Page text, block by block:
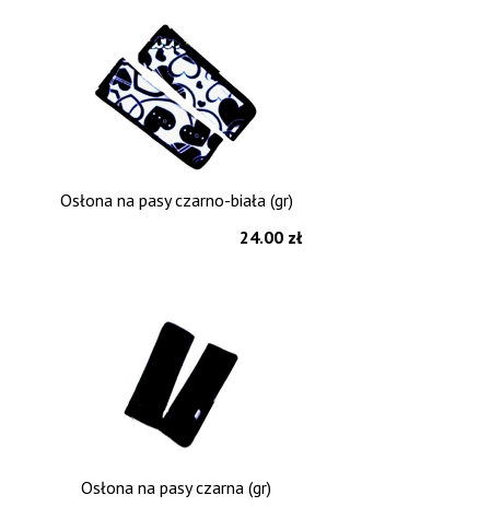
Osłona na pasy czarno-biała (gr)
24.00 zł
Osłona na pasy czarna (gr)